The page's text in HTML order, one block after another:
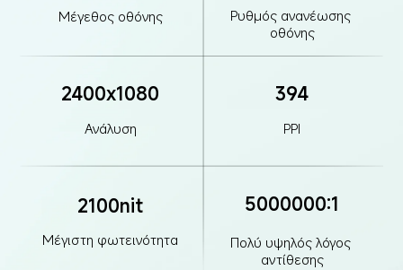
Μέγεθος οθόνης
Ρυθμός ανανέωσης
οθόνης
2400x1080
Ανάλυση
394
PPI
2100nit
Μέγιστη φωτεινότητα
5000000:1
Πολύ υψηλός λόγος
αντίθεσης